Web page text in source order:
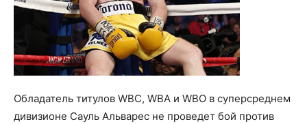
Обладатель титулов WBC, WBA и WBO в суперсреднем
дивизионе Сауль Альварес не проведет бой против